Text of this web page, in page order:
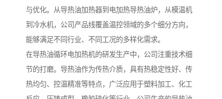
与优化。从导热油加热器到电加热导热油炉，从模温机
到冷水机，公司产品线覆盖温控领域的多个细分方向，
能够满足不同行业、不同工况的多样化需求。
在导热油循环电加热机的研发生产中，公司注重技术细
节的打磨。导热油作为传热介质，具有热稳定性好、传
热均匀、控温精准等特点，广泛应用于塑料加工、化工